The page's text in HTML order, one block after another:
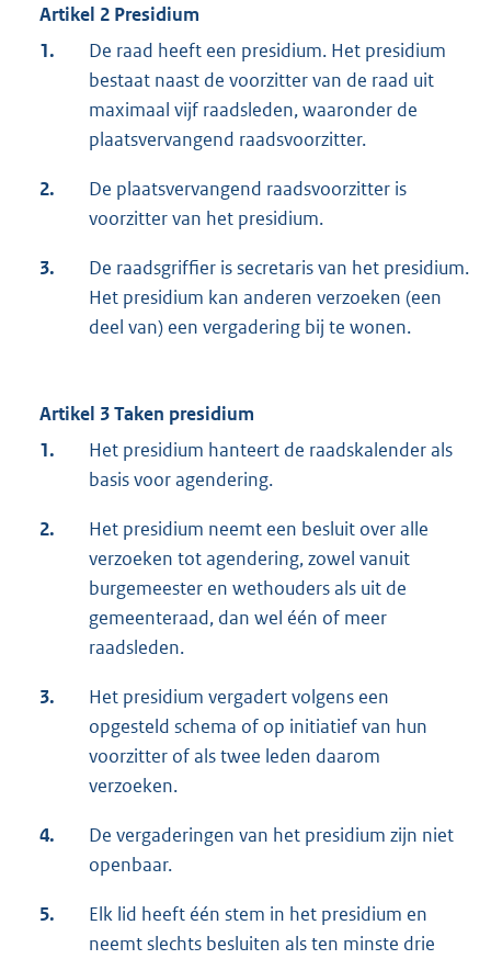
Artikel 2 Presidium
1.
De raad heeft een presidium. Het presidium
bestaat naast de voorzitter van de raad uit
maximaal vijf raadsleden, waaronder de
plaatsvervangend raadsvoorzitter.
2.
De plaatsvervangend raadsvoorzitter is
voorzitter van het presidium.
3.
De raadsgriffier is secretaris van het presidium.
Het presidium kan anderen verzoeken (een
deel van) een vergadering bij te wonen.
Artikel 3 Taken presidium
1.
Het presidium hanteert de raadskalender als
basis voor agendering.
2.
Het presidium neemt een besluit over alle
verzoeken tot agendering, zowel vanuit
burgemeester en wethouders als uit de
gemeenteraad, dan wel één of meer
raadsleden.
3.
Het presidium vergadert volgens een
opgesteld schema of op initiatief van hun
voorzitter of als twee leden daarom
verzoeken.
4.
De vergaderingen van het presidium zijn niet
openbaar.
5.
Elk lid heeft één stem in het presidium en
neemt slechts besluiten als ten minste drie